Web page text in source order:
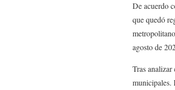
De acuerdo
que quedó
agosto de
Tras
municipales.